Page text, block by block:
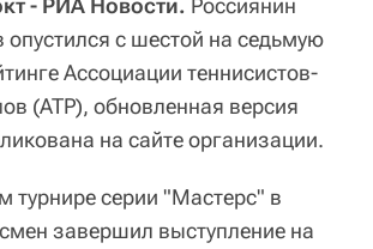
- РИА Новости. Россиянин
опустился с шестой на седьмую
Ассоциации теннисистов-
(ATP), обновленная версия
на сайте организации.
серии "Мастерс" в
завершил выступление на